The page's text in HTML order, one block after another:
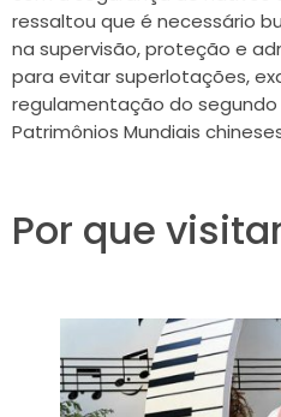
ressaltou que é necessário
na supervisão, proteção e
para evitar superlotações,
regulamentação do
Patrimônios Mundiais
Por que